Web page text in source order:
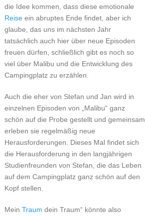
die Idee kommen, dass diese emotionale
Reiseein abruptes Ende findet, aber ich
glaube, das uns im nächsten Jahr
tatsächlich auch hier über neue Episoden
freuen dürfen, schließlich gibt es noch so
viel über Malibu und die Entwicklung des
Campingplatz zu erzählen.
Auch die eher von Stefan und Jan wird in
einzelnen Episoden von „Malibu“ ganz
schön auf die Probe gestellt und gemeinsam
erleben sie regelmäßig neue
Herausforderungen. Dieses Mal findet sich
die Herausforderung in den langjährigen
Studienfreunden von Stefan, die das Leben
auf dem Campingplatz ganz schön auf den
Kopf stellen.
Mein Traum dein Traum“ könnte also